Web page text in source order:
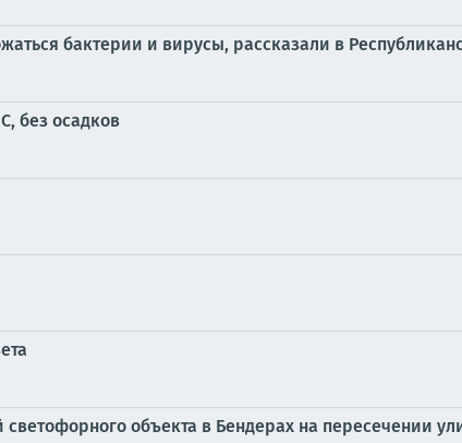
бактерии и вирусы, рассказали в
без осадков
объекта в Бендерах на пересечении